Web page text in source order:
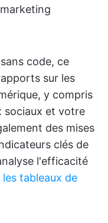
code, ce
sur les
y compris
sociaux et votre
des mises
clés de
l'efficacité
les tableaux de